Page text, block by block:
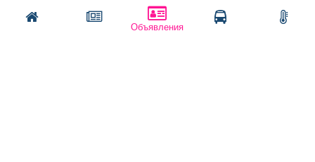
Объявления
+16 © 2006-2026 ООО "Частник-М"